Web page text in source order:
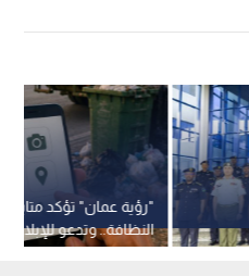
"رؤية عمان" تؤكد
النظافة.. وتدعو للإبلاغ
الرسمية